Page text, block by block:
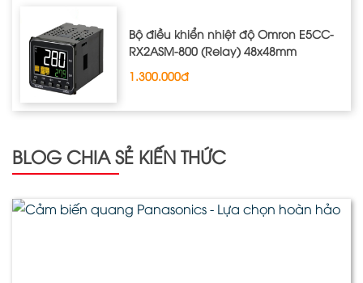
Bộ điều khiển nhiệt độ Omron E5CC-
RX2ASM-800 (Relay) 48x48mm
1.300.000đ
BLOG CHIA SẺ KIẾN THỨC